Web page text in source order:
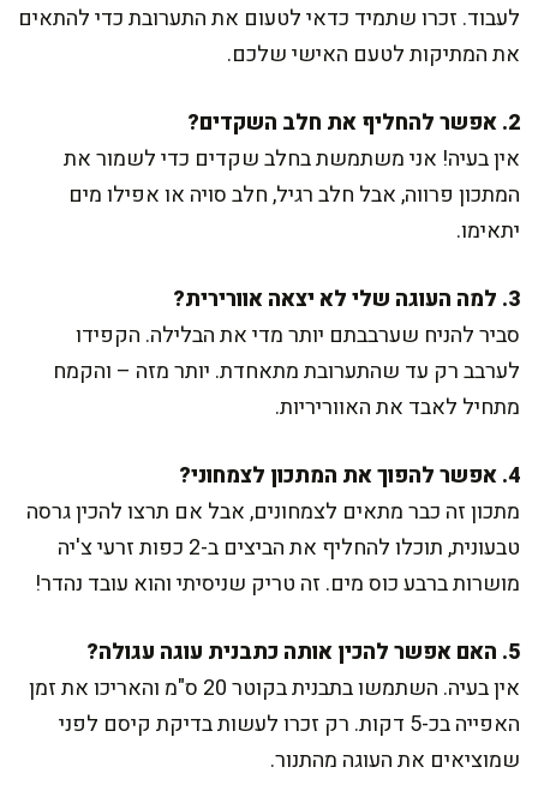
לעבוד. זכרו שתמיד כדאי לטעום את התערובת כדי להתאים
את המתיקות לטעם האישי שלכם.
2. אפשר להחליף את חלב השקדים?
אין בעיה! אני משתמשת בחלב שקדים כדי לשמור את
המתכון פרווה, אבל חלב רגיל, חלב סויה או אפילו מים
יתאימו.
3. למה העוגה שלי לא יצאה אוורירית?
סביר להניח שערבבתם יותר מדי את הבלילה. הקפידו
לערבב רק עד שהתערובת מתאחדת. יותר מזה – והקמח
מתחיל לאבד את האווריריות.
4. אפשר להפוך את המתכון לצמחוני?
מתכון זה כבר מתאים לצמחונים, אבל אם תרצו להכין גרסה
טבעונית, תוכלו להחליף את הביצים ב-2 כפות זרעי צ'יה
מושרות ברבע כוס מים. זה טריק שניסיתי והוא עובד נהדר!
5. האם אפשר להכין אותה כתבנית עוגה עגולה?
אין בעיה. השתמשו בתבנית בקוטר 20 ס"מ והאריכו את זמן
האפייה בכ-5 דקות. רק זכרו לעשות בדיקת קיסם לפני
שמוציאים את העוגה מהתנור.